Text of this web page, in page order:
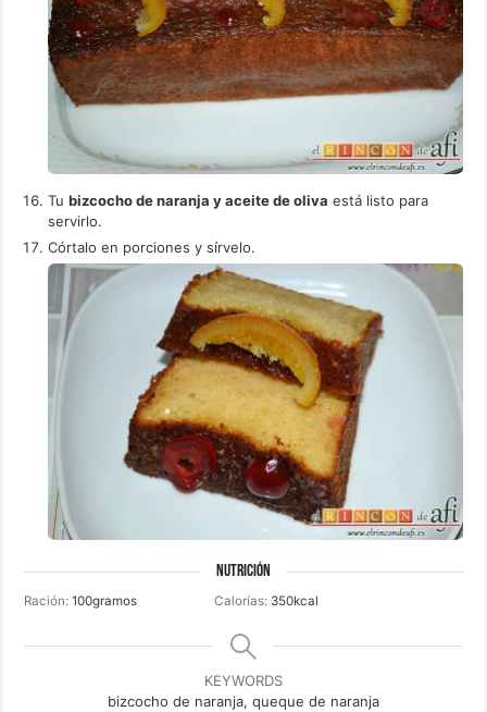
Tubizcocho de naranja y aceite de oliva está listo para
servirlo.
Córtalo en porciones y sírvelo.
NUTRICIÓN
Ración:100gramos Calorías: 350kcal
KEYWORDS
bizcocho de naranja, queque de naranja